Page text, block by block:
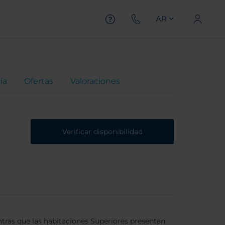
AR
Ofertas Valoraciones
Verificar disponibilidad
que las habitaciones Superiores presentan